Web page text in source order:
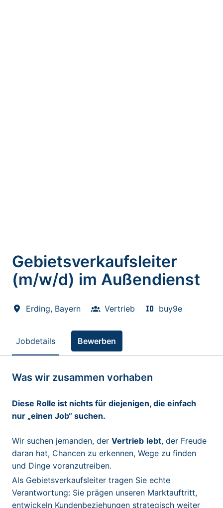
Gebietsverkaufsleiter
(m/w/d) im Außendienst
Erding, Bayern Vertrieb buy9e
Jobdetails Bewerben
Was wir zusammen vorhaben
Diese Rolle ist nichts für diejenigen, die einfach
nur „einen Job“ suchen.
Wir suchen jemanden, der Vertrieb lebt, der Freude
daran hat, Chancen zu erkennen, Wege zu finden
und Dinge voranzutreiben.
Als Gebietsverkaufsleiter tragen Sie echte
Verantwortung: Sie prägen unseren Marktauftritt,
entwickeln Kundenbeziehungen strategisch weiter